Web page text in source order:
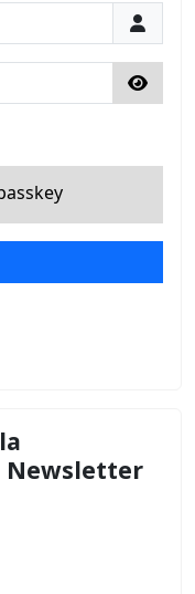
Show
Newsletter